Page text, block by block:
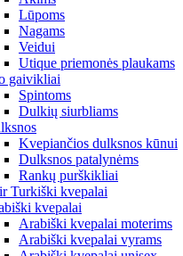
Lūpoms
Nagams
Veidui
Utique priemonės plaukams
gaivikliai
Spintoms
Dulkių siurbliams
Kvepiančios dulksnos kūnui
Dulksnos patalynėms
Rankų purškikliai
Turkiški kvepalai
kvepalai
Arabiški kvepalai moterims
Arabiški kvepalai vyrams